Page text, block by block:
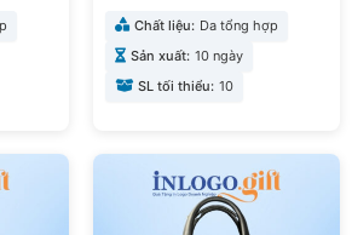
Chất liệu: Da tổng hợp
Sản xuất: 10 ngày
SL tối thiểu: 10